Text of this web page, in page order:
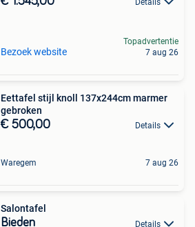
Details
Bezoek website
Topadvertentie
7 aug 26
Eettafel stijl knoll 137x244cm marmer
gebroken
€ 500,00 Details
Waregem 7 aug 26
Salontafel
Bieden Details